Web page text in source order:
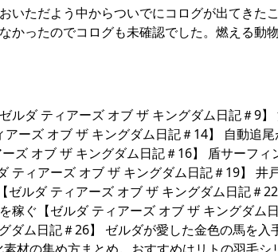
いただよう中からついでにコログが出てきた
かったのでコログも未確認でした。燃える動
ルダ ティアーズ オブ ザ キングダム日記＃9】
ーズ オブ ザ キングダム日記＃14】 自動追
ズ オブ ザ キングダム日記＃16】 盾サーフィ
ティアーズ オブ ザ キングダム日記＃19】 井
ゼルダ ティアーズ オブ ザ キングダム日記＃
稼ぐ【ゼルダ ティアーズ オブ ザ キングダム
ダム日記＃26】 ゼルダが愛した金色の馬を入